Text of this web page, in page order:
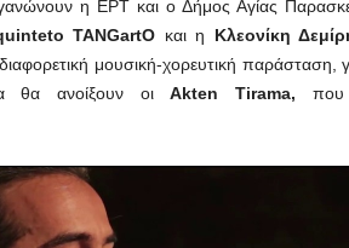
η ΕΡΤ και ο Δήμος Αγίας
TANGartO και η Κλεονίκη
μουσική-χορευτική παράσταση,
θα ανοίξουν οιAkten Tirama, που